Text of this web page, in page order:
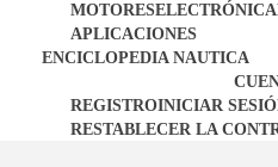
MOTORESELECTRÓNICA
APLICACIONES
ENCICLOPEDIA NAUTICA
REGISTROINICIAR
RESTABLECER LA